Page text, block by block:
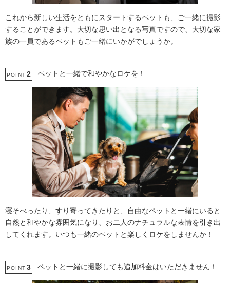
これから新しい生活をともにスタートするペットも、ご一緒に撮影
することができます。大切な思い出となる写真ですので、大切な家
族の一員であるペットもご一緒にいかがでしょうか。
POINT 2 ペットと一緒で和やかなロケを！
寝そべったり、すり寄ってきたりと、自由なペットと一緒にいると
自然と和やかな雰囲気になり、お二人のナチュラルな表情を引き出
してくれます。いつも一緒のペットと楽しくロケをしませんか！
POINT 3 ペットと一緒に撮影しても追加料金はいただきません！